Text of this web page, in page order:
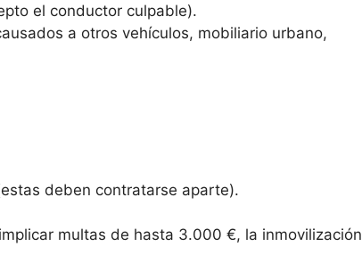
el conductor culpable).
a otros vehículos, mobiliario urbano,
deben contratarse aparte).
multas de hasta 3.000 €, la inmovilización